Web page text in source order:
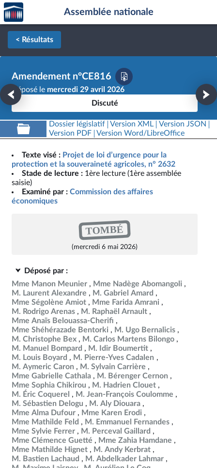
Aller au contenu
Aller en bas de la page
Accèder
à la
page
d'accueil
Assemblée nationale
< Résultats
Amendement n°CE816
Déposé le mercredi 29 avril 2026
Discuté
Dossier législatif Version XML
Version JSON
Version PDF
Version Word/LibreOffice
Texte visé : Projet de loi d’urgence pour la
protection et la souveraineté agricoles, n° 2632
Stade de lecture : 1ère lecture (1ère assemblée
saisie)
Examiné par : Commission des affaires
économiques
TOMBÉ
(mercredi 6 mai 2026)
Déposé par :
Mme Manon Meunier
Mme Nadège Abomangoli
M. Laurent Alexandre
M. Gabriel Amard
Mme Ségolène Amiot
Mme Farida Amrani
M. Rodrigo Arenas
M. Raphaël Arnault
Mme Anaïs Belouassa-Cherifi
Mme Shéhérazade Bentorki
M. Ugo Bernalicis
M. Christophe Bex
M. Carlos Martens Bilongo
M. Manuel Bompard
M. Idir Boumertit
M. Louis Boyard
M. Pierre-Yves Cadalen
M. Aymeric Caron
M. Sylvain Carrière
Mme Gabrielle Cathala
M. Bérenger Cernon
Mme Sophia Chikirou
M. Hadrien Clouet
M. Éric Coquerel
M. Jean-François Coulomme
M. Sébastien Delogu
M. Aly Diouara
Mme Alma Dufour
Mme Karen Erodi
Mme Mathilde Feld
M. Emmanuel Fernandes
Mme Sylvie Ferrer
M. Perceval Gaillard
Mme Clémence Guetté
Mme Zahia Hamdane
Mme Mathilde Hignet
M. Andy Kerbrat
M. Bastien Lachaud
M. Abdelkader Lahmar